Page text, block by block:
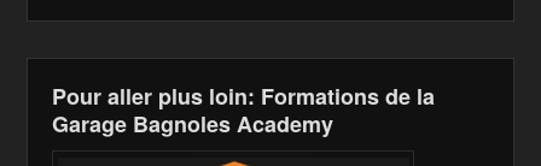
Pour aller plus loin: Formations de la
Garage Bagnoles Academy